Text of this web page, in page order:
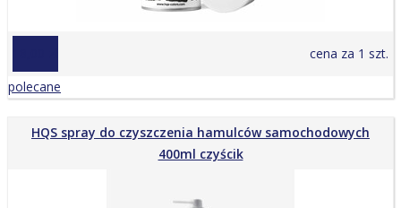
cena za 1 szt.
polecane
HQS spray do czyszczenia hamulców samochodowych
400ml czyścik